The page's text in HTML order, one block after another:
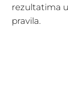
rezultatima
pravila.